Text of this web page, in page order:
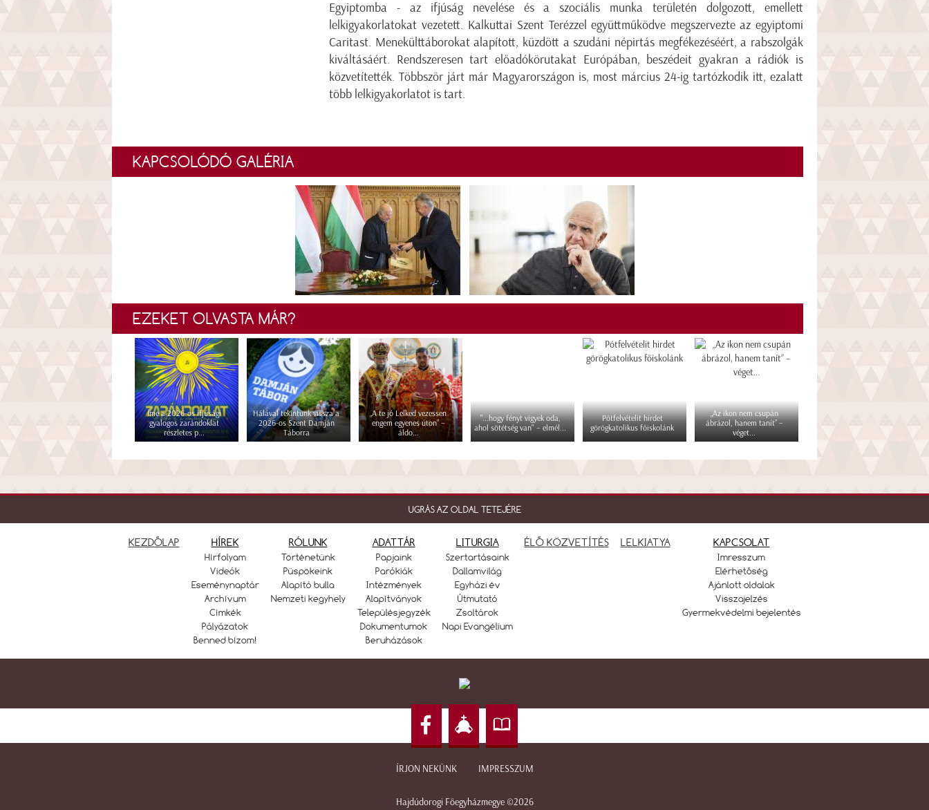
Egyiptomba - az ifjúság nevelése és a szociális munka területén dolgozott, emellett
lelkigyakorlatokat vezetett. Kalkuttai Szent Terézzel együttműködve megszervezte az egyiptomi
Caritast. Menekülttáborokat alapított, küzdött a szudáni népirtás megfékezéséért, a rabszolgák
kiváltásáért. Rendszeresen tart előadókörutakat Európában, beszédeit gyakran a rádiók is
közvetítették. Többször járt már Magyarországon is, most március 24-ig tartózkodik itt, ezalatt
több lelkigyakorlatot is tart.
KAPCSOLÓDÓ GALÉRIA
EZEKET OLVASTA MÁR?
Íme a 2026-os ifjúsági
gyalogos zarándoklat
részletes p...
Hálával tekintünk vissza a
2026-os Szent Damján
Táborra
„A te jó Lelked vezessen
engem egyenes úton” –
áldo...
"...hogy fényt vigyek oda,
ahol sötétség van" – elmél...
Pótfelvételit hirdet
görögkatolikus főiskolánk
„Az ikon nem csupán
ábrázol, hanem tanít” –
véget...
UGRÁS AZ OLDAL TETEJÉRE
KEZDŐLAP HÍREK
Hírfolyam
Videók
Eseménynaptár
Archívum
Címkék
Pályázatok
Benned bízom!
RÓLUNK
Történetünk
Püspökeink
Alapító bulla
Nemzeti kegyhely
ADATTÁR
Papjaink
Parókiák
Intézmények
Alapítványok
Településjegyzék
Dokumentumok
Beruházások
LITURGIA
Szertartásaink
Dallamvilág
Egyházi év
Útmutató
Zsoltárok
Napi Evangélium
ÉLŐ KÖZVETÍTÉS LELKIATYA KAPCSOLAT
Imresszum
Elérhetőség
Ajánlott oldalak
Visszajelzés
Gyermekvédelmi bejelentés
ÍRJON NEKÜNK IMPRESSZUM
Hajdúdorogi Főegyházmegye ©2026